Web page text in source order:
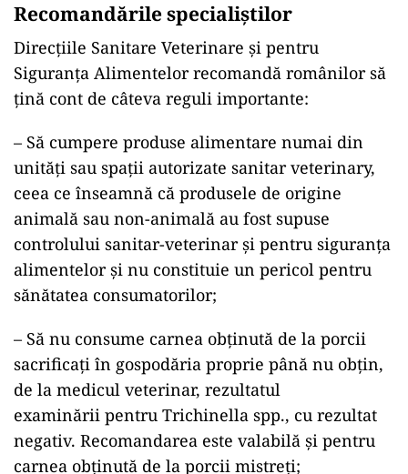
Recomandările specialiștilor
Direcțiile Sanitare Veterinare și pentru
Siguranța Alimentelor recomandă românilor să
țină cont de câteva reguli importante:
– Să cumpere produse alimentare numai din
unităţi sau spaţii autorizate sanitar veterinary,
ceea ce înseamnă că produsele de origine
animală sau non-animală au fost supuse
controlului sanitar-veterinar şi pentru siguranţa
alimentelor şi nu constituie un pericol pentru
sănătatea consumatorilor;
– Să nu consume carnea obţinută de la porcii
sacrificaţi în gospodăria proprie până nu obţin,
de la medicul veterinar, rezultatul
examinării pentru Trichinella spp., cu rezultat
negativ. Recomandarea este valabilă şi pentru
carnea obţinută de la porcii mistreţi;